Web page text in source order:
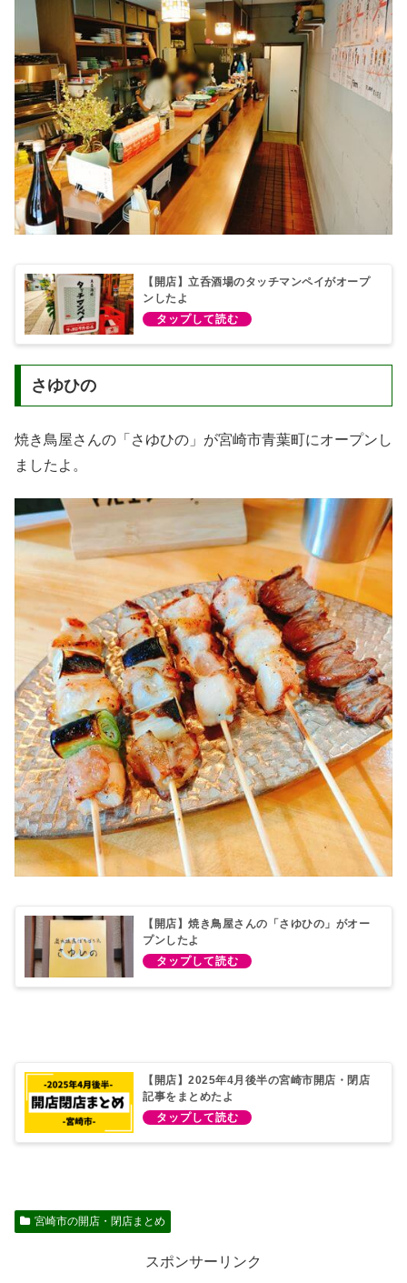
【開店】立呑酒場のタッチマンペイがオープ
ンしたよ
さゆひの
焼き鳥屋さんの「さゆひの」が宮崎市青葉町にオープンし
ましたよ。
【開店】焼き鳥屋さんの「さゆひの」がオー
プンしたよ
【開店】2025年4月後半の宮崎市開店・閉店
記事をまとめたよ
宮崎市の開店・閉店まとめ
スポンサーリンク